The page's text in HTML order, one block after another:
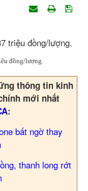
đồng/lượng.
thông tin kinh
mới nhất
:
bất ngờ thay
thanh long rớt